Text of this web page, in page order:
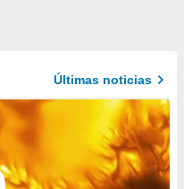
Últimas noticias